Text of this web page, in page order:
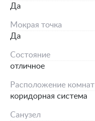
Да
Мокрая точка
Да
Состояние
отличное
Расположение комнат
коридорная система
Санузел